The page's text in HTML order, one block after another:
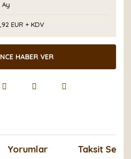
Ay
EUR + KDV
HABER VER
Yorumlar Taksit